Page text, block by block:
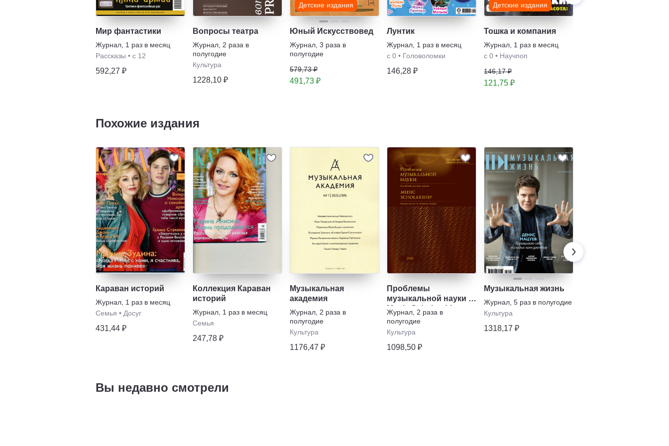
Мир фантастики
Журнал 1 раз в месяц
Рассказы • с 12
592,27 ₽
Вопросы театра
Журнал 2 раза в
полугодие
Культура
1228,10 ₽
Детские издания
Юный Искусствовед
Журнал 3 раза в
полугодие
579,73 ₽
491,73 ₽
Лунтик
Журнал 1 раз в месяц
с 0 • Головоломки
146,28 ₽
Детские издания
Тошка и компания
Журнал 1 раз в месяц
с 0 • Научпоп
146,17 ₽
121,75 ₽
Похожие издания
Караван историй
Журнал 1 раз в месяц
Семья • Досуг
431,44 ₽
Коллекция Караван
историй
Журнал 1 раз в месяц
Семья
247,78 ₽
Музыкальная
академия
Журнал 2 раза в
полугодие
Культура
1176,47 ₽
Проблемы
музыкальной науки /
Music Scholarship
Журнал 2 раза в
полугодие
Культура
1098,50 ₽
Музыкальная жизнь
Журнал 5 раз в полугодие
Культура
1318,17 ₽
Вы недавно смотрели